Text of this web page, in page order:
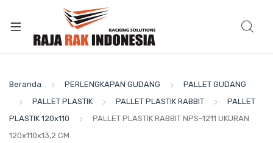
Beranda PERLENGKAPAN GUDANG
PALLET GUDANG
PALLET PLASTIK
PALLET PLASTIK RABBIT
PALLET
PLASTIK 120x110
PALLET PLASTIK RABBIT NPS-1211 UKURAN
120x110x13,2 CM